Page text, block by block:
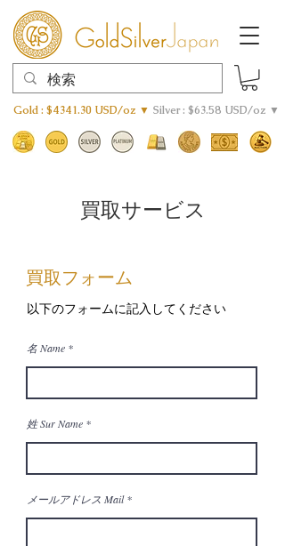
Gold : $4341.30 USD/oz ▼ Silver : $63.58 USD/oz ▼
買取サービス
買取フォーム
以下のフォームに記入してください
名 Name
姓 Sur Name
メールアドレス Mail